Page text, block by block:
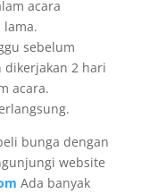
acara
sebelum
dikerjakan 2 hari
acara.
bunga dengan
website
Ada banyak